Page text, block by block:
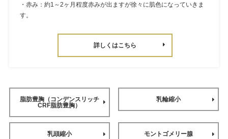
・赤み：約1～2ヶ月程度赤みが出ますが徐々に肌色になっていきま
す。
詳しくはこちら
脂肪豊胸（コンデンスリッチ
CRF脂肪豊胸）
乳輪縮小
乳頭縮小 モントゴメリー腺